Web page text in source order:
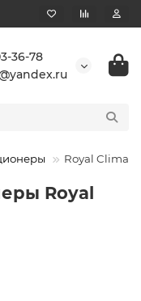
36-78
Royal Clima
Royal